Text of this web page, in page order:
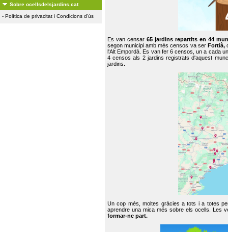
Sobre ocellsdelsjardins.cat
- Política de privacitat i Condicions d'ús
Es van censar65 jardins repartits en 44
segon municipi amb més censos va ser Fortià,
l'Alt Empordà. Es van fer 6 censos, un a cada
4 censos als 2 jardins registrats d'aquest
jardins.
Un cop més, moltes gràcies a tots i a totes
aprendre una mica més sobre els ocells. Les
formar-ne part.